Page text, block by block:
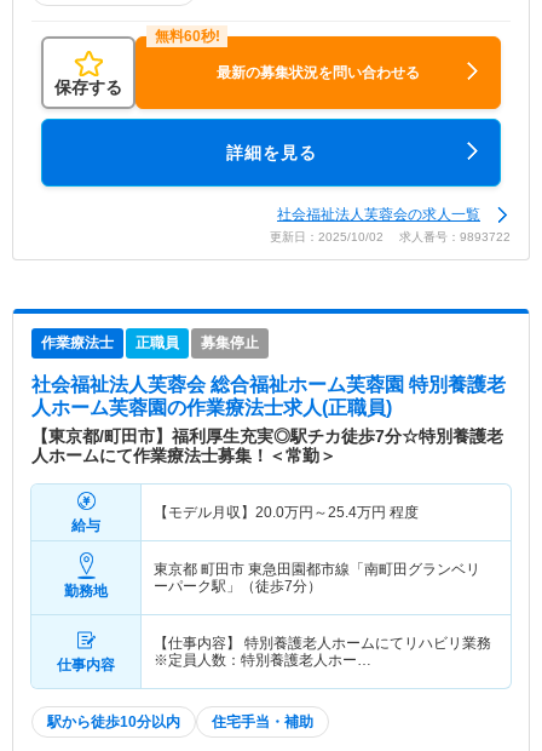
保存する
最新の募集状況を問い合わせる
詳細を見る
社会福祉法人芙蓉会の求人一覧
更新日：2025/10/02 求人番号：9893722
作業療法士 正職員 募集停止
社会福祉法人芙蓉会 総合福祉ホーム芙蓉園 特別養護老
人ホーム芙蓉園の作業療法士求人(正職員)
【東京都/町田市】福利厚生充実◎駅チカ徒歩7分☆特別養護老
人ホームにて作業療法士募集！＜常勤＞
給与
【モデル月収】 20.0万円～25.4万円 程度
勤務地
東京都 町田市 東急田園都市線「南町田グランベリ
ーパーク駅」（徒歩7分）
仕事内容
【仕事内容】 特別養護老人ホームにてリハビリ業務
※定員人数：特別養護老人ホー…
駅から徒歩10分以内 住宅手当・補助